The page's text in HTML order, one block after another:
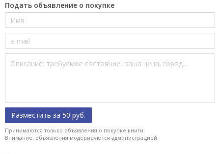
Подать объявление о покупке
Разместить за 50 руб.
Принимаются только объявления о покупке книги.
Внимание, объявления модерируются администрацией.